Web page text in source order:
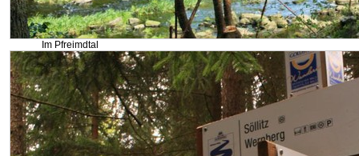
Im Pfreimdtal